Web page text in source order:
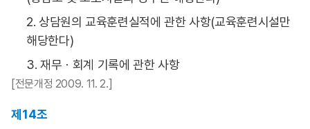
2. 상담원의 교육훈련실적에 관한 사항(교육훈련시설만
해당한다)
3. 재무ㆍ회계 기록에 관한 사항
[전문개정 2009. 11. 2.]
제14조